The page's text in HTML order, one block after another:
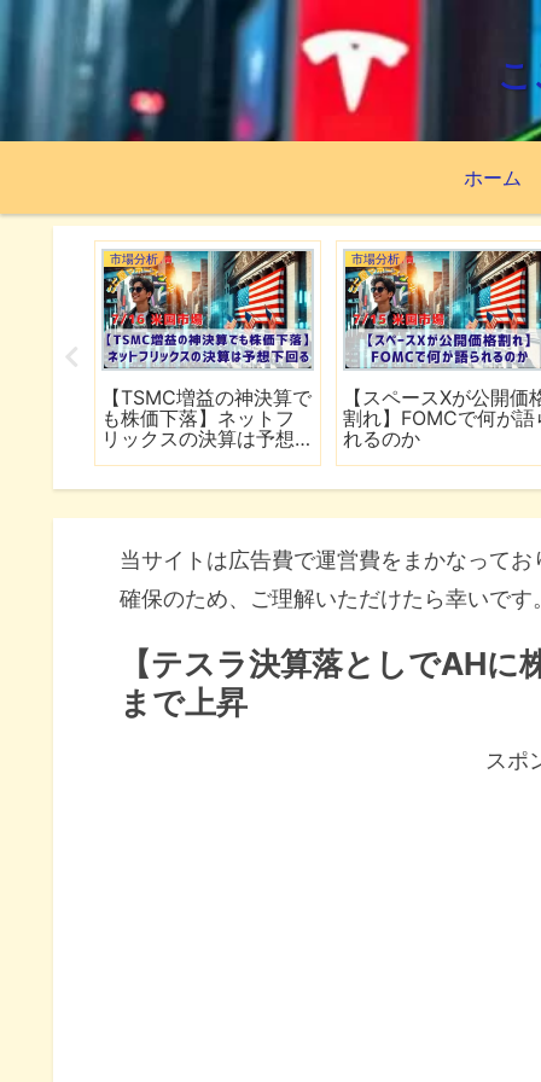
ホーム
市場分析
【TSMC増益の神決算で
も株価下落】ネットフ
リックスの決算は予想
市場分析
【スペースXが公開価
割れ】FOMCで何が語
れるのか
当サイトは広告費で運営費をまかなって
確保のため、ご理解いただけたら幸いです
【テスラ決算落としでAH
まで上昇
スポ